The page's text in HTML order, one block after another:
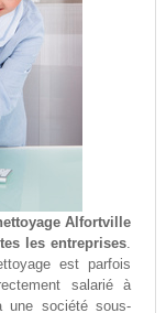
Alfortville
les entreprises.
est parfois
salarié à
une société sous-